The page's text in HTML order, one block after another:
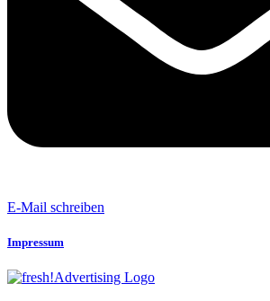
E-Mail schreiben
Impressum